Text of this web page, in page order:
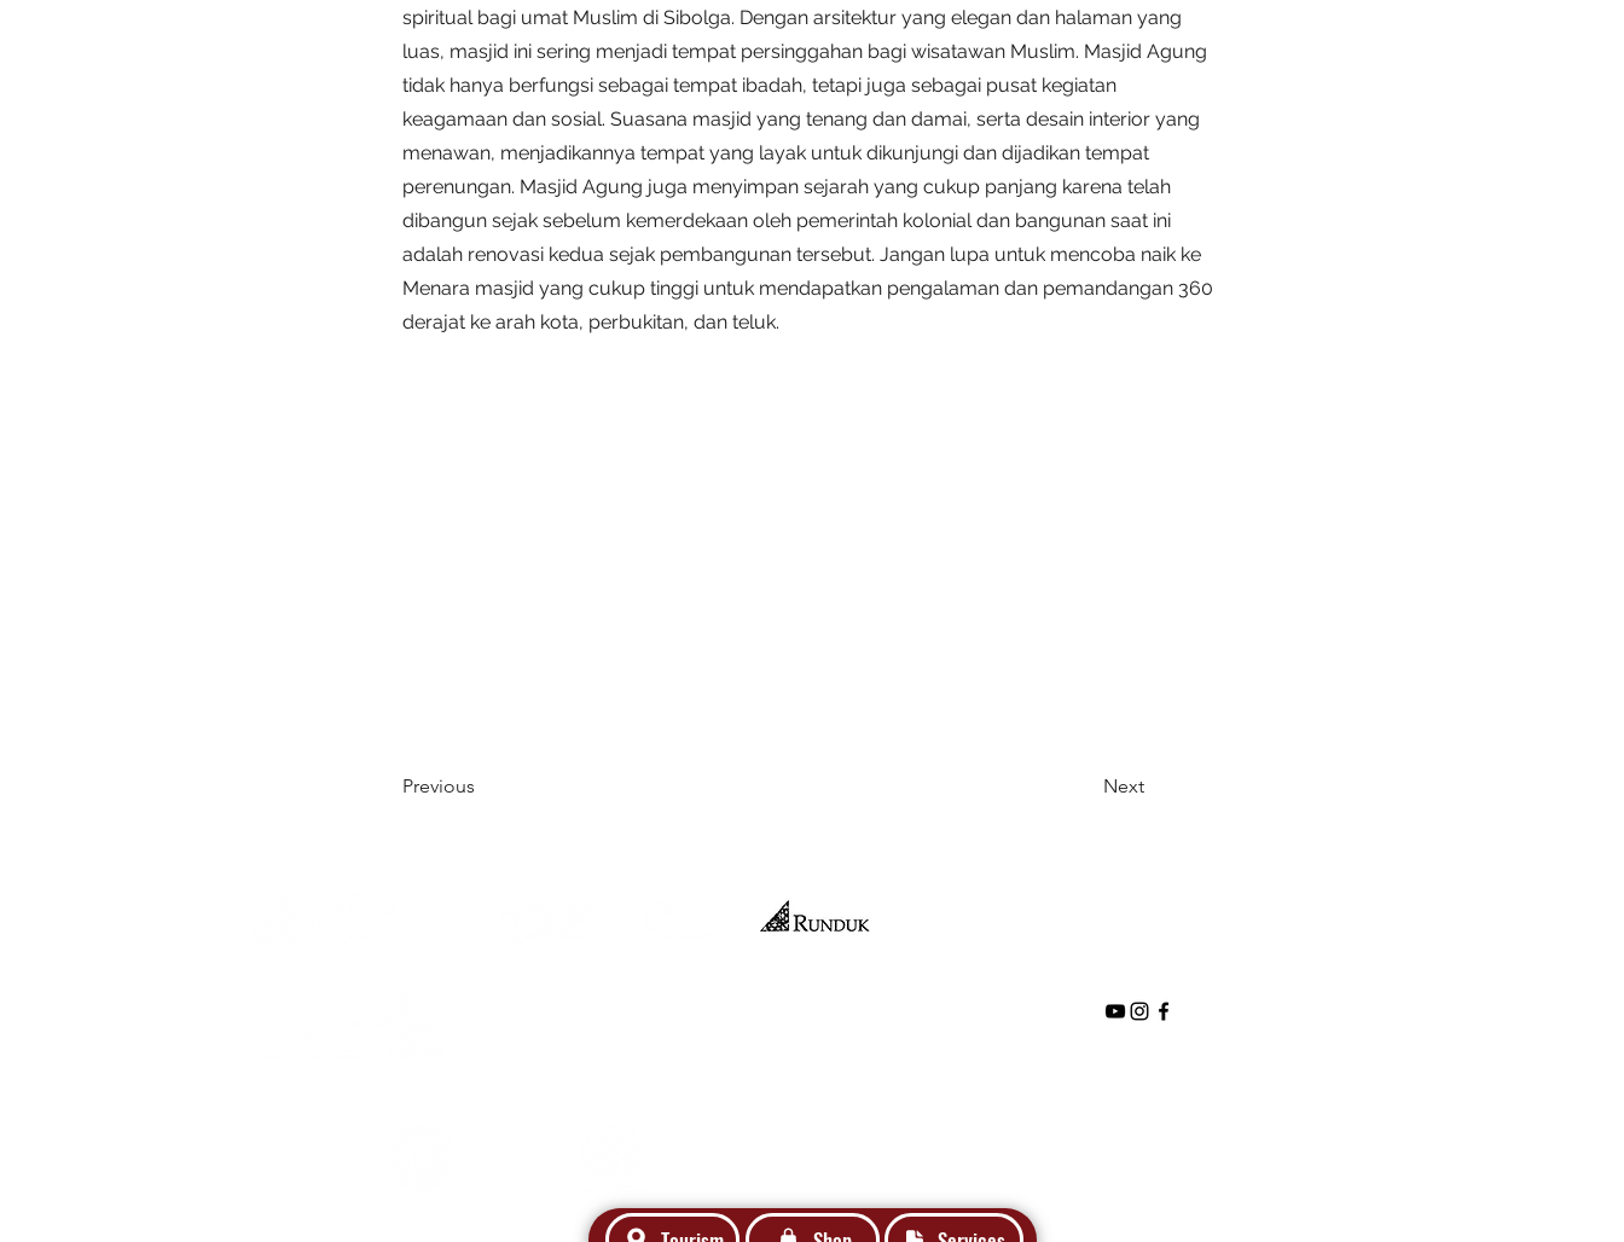
spiritual bagi umat Muslim di Sibolga. Dengan arsitektur yang elegan dan halaman yang
luas, masjid ini sering menjadi tempat persinggahan bagi wisatawan Muslim. Masjid Agung
tidak hanya berfungsi sebagai tempat ibadah, tetapi juga sebagai pusat kegiatan
keagamaan dan sosial. Suasana masjid yang tenang dan damai, serta desain interior yang
menawan, menjadikannya tempat yang layak untuk dikunjungi dan dijadikan tempat
perenungan. Masjid Agung juga menyimpan sejarah yang cukup panjang karena telah
dibangun sejak sebelum kemerdekaan oleh pemerintah kolonial dan bangunan saat ini
adalah renovasi kedua sejak pembangunan tersebut. Jangan lupa untuk mencoba naik ke
Menara masjid yang cukup tinggi untuk mendapatkan pengalaman dan pemandangan 360
derajat ke arah kota, perbukitan, dan teluk.
Previous Next